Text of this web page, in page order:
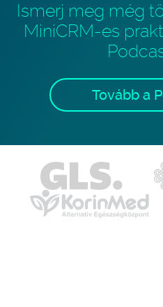
Ismerj meg még
MiniCRM-es
Tovább a